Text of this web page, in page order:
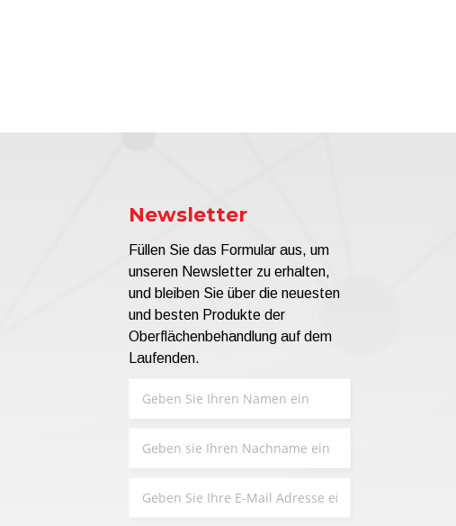
Newsletter
Füllen Sie das Formular aus, um
unseren Newsletter zu erhalten,
und bleiben Sie über die neuesten
und besten Produkte der
Oberflächenbehandlung auf dem
Laufenden.